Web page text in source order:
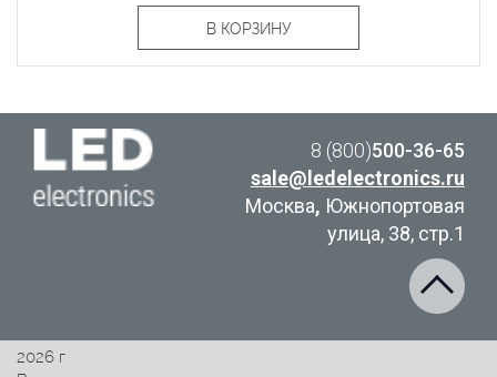
В КОРЗИНУ
8 (800)500-36-65
sale@ledelectronics.ru
Москва, Южнопортовая
улица, 38, стр.1
2026 г